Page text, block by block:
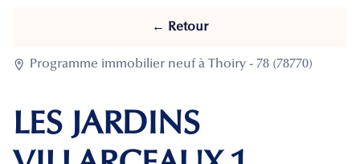
← Retour
 Programme immobilier neuf à Thoiry - 78 (78770)
LES JARDINS